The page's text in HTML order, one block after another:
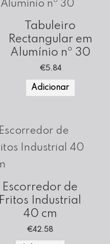
Tabuleiro
Rectangular em
Alumínio nº 30
€5.84
Adicionar
Escorredor de
Fritos Industrial
40 cm
€42.58